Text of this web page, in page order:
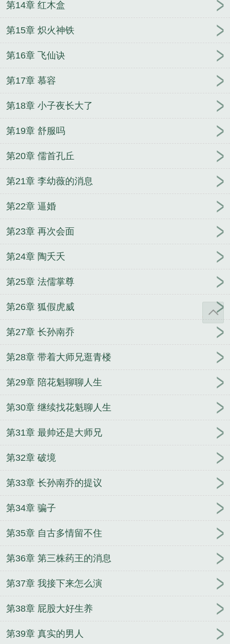
第14章 红木盒
第15章 炽火神铁
第16章 飞仙诀
第17章 慕容
第18章 小子夜长大了
第19章 舒服吗
第20章 儒首孔丘
第21章 李幼薇的消息
第22章 逼婚
第23章 再次会面
第24章 陶夭夭
第25章 法儒掌尊
第26章 狐假虎威
第27章 长孙南乔
第28章 带着大师兄逛青楼
第29章 陪花魁聊聊人生
第30章 继续找花魁聊人生
第31章 最帅还是大师兄
第32章 破境
第33章 长孙南乔的提议
第34章 骗子
第35章 自古多情留不住
第36章 第三株药王的消息
第37章 我接下来怎么演
第38章 屁股大好生养
第39章 真实的男人